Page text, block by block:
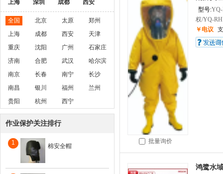
上海 深圳 成都 西安
全国 北京 太原
郑州
上海
成都 西安
天津
重庆
沈阳 广州
石家庄
济南
合肥 武汉
哈尔滨
南京
长春 南宁
长沙
南昌
银川 福州
兰州
贵阳
杭州 西宁
作业保护关注排行
1 棉安全帽
批量询价
型号:
权/YQ-
￥电议
鸿鹭水